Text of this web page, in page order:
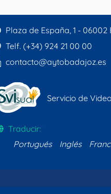
Plaza de España, 1 -
Telf. (+34) 924 21 00 00
contacto@aytobadajoz.es
Servicio de
Traducir:
Portugués
Inglés